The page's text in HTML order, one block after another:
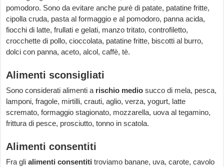
pomodoro. Sono da evitare anche purè di patate, patatine fritte,
cipolla cruda, pasta al formaggio e al pomodoro, panna acida,
fiocchi di latte, frullati e gelati, manzo tritato, controfiletto,
crocchette di pollo, cioccolata, patatine fritte, biscotti al burro,
dolci con panna, aceto, alcol, caffè, tè.
Alimenti sconsigliati
Sono considerati alimenti a rischio medio succo di mela, pesca,
lamponi, fragole, mirtilli, crauti, aglio, verza, yogurt, latte
scremato, formaggio stagionato, mozzarella, uova al tegamino,
frittura di pesce, prosciutto, tonno in scatola.
Alimenti consentiti
Fra glialimenti consentiti troviamo banane, uva, carote, cavolo